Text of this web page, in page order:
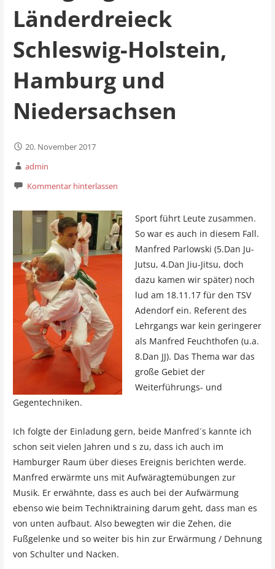
Länderdreieck
Schleswig-Holstein,
Hamburg und
Niedersachsen
20. November 2017
admin
Kommentar hinterlassen
Sport führt Leute zusammen.
So war es auch in diesem Fall.
Manfred Parlowski (5.Dan Ju-
Jutsu, 4.Dan Jiu-Jitsu, doch
dazu kamen wir später) noch
lud am 18.11.17 für den TSV
Adendorf ein. Referent des
Lehrgangs war kein geringerer
als Manfred Feuchthofen (u.a.
8.Dan JJ). Das Thema war das
große Gebiet der
Weiterführungs- und
Gegentechniken.
Ich folgte der Einladung gern, beide Manfred´s kannte ich
schon seit vielen Jahren und s zu, dass ich auch im
Hamburger Raum über dieses Ereignis berichten werde.
Manfred erwärmte uns mit Aufwäragtemübungen zur
Musik. Er erwähnte, dass es auch bei der Aufwärmung
ebenso wie beim Techniktraining darum geht, dass man es
von unten aufbaut. Also bewegten wir die Zehen, die
Fußgelenke und so weiter bis hin zur Erwärmung / Dehnung
von Schulter und Nacken.